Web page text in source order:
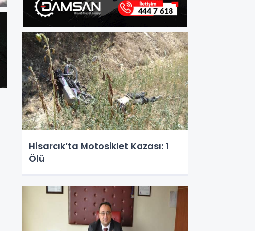
Hisarcık’ta Motosiklet Kazası: 1
Ölü